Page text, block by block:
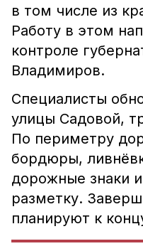
в том числе из
Работу в этом
контроле
Владимиров.
Специалисты
улицы Садовой,
По периметру
бордюры,
дорожные знаки
разметку.
планируют к